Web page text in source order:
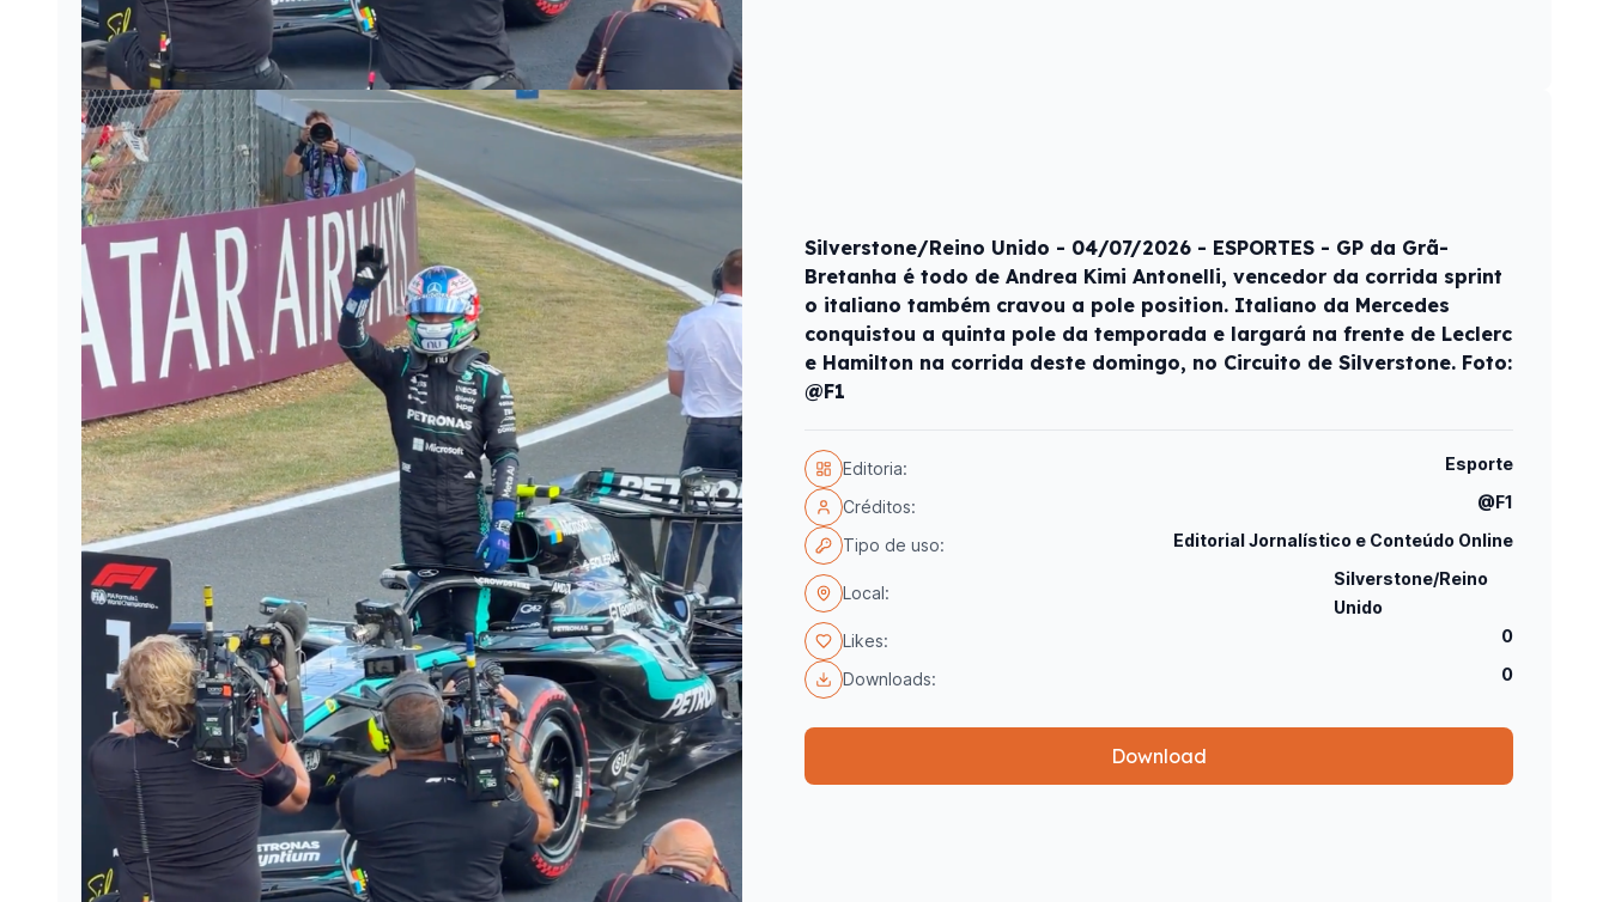
Silverstone/Reino Unido - 04/07/2026 - ESPORTES - GP da Grã-
Bretanha é todo de Andrea Kimi Antonelli, vencedor da corrida sprint
o italiano também cravou a pole position. Italiano da Mercedes
conquistou a quinta pole da temporada e largará na frente de Leclerc
e Hamilton na corrida deste domingo, no Circuito de Silverstone. Foto:
@F1
Editoria: Esporte
Créditos: @F1
Tipo de uso: Editorial Jornalístico e Conteúdo Online
Local:
Silverstone/Reino
Unido
Likes:
0
Downloads: 0
Download